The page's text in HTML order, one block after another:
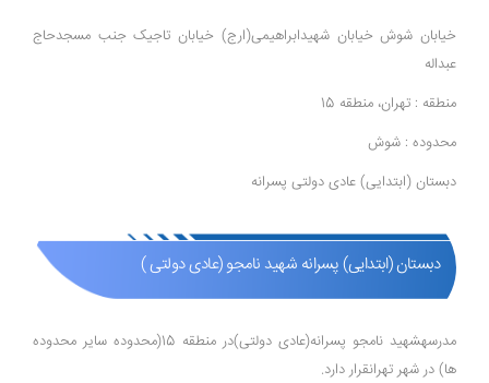
خیابان شوش خیابان شهیدابراهیمی(ارج) خیابان تاجیک جنب مسجدحاج
عبداله
منطقه : تهران، منطقه 15
محدوده : شوش
دبستان (ابتدایی) عادی دولتی پسرانه
دبستان (ابتدایی) پسرانه شهید نامجو (عادی دولتی )
مدرسهشهید نامجو پسرانه(عادی دولتی)در منطقه 15(محدوده ساير محدوده
ها) در شهر تهرانقرار دارد.